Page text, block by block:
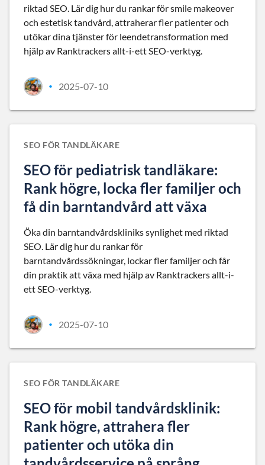
riktad SEO. Lär dig hur du rankar för smile makeover
och estetisk tandvård, attraherar fler patienter och
utökar dina tjänster för leendetransformation med
hjälp av Ranktrackers allt-i-ett SEO-verktyg.
• 2025-07-10
SEO FÖR TANDLÄKARE
SEO för pediatrisk tandläkare:
Rank högre, locka fler familjer och
få din barntandvård att växa
Öka din barntandvårdskliniks synlighet med riktad
SEO. Lär dig hur du rankar för
barntandvårdssökningar, lockar fler familjer och får
din praktik att växa med hjälp av Ranktrackers allt-i-
ett SEO-verktyg.
• 2025-07-10
SEO FÖR TANDLÄKARE
SEO för mobil tandvårdsklinik:
Rank högre, attrahera fler
patienter och utöka din